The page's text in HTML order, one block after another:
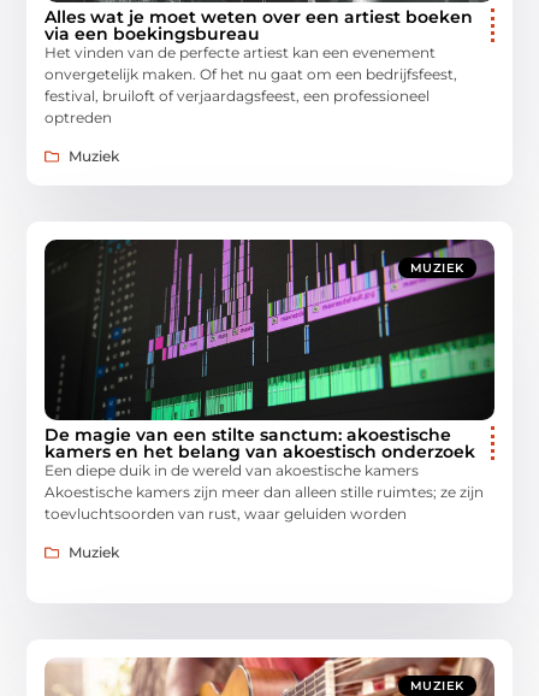
Alles wat je moet weten over een artiest boeken
via een boekingsbureau
Het vinden van de perfecte artiest kan een evenement
onvergetelijk maken. Of het nu gaat om een bedrijfsfeest,
festival, bruiloft of verjaardagsfeest, een professioneel
optreden
Muziek
MUZIEK
De magie van een stilte sanctum: akoestische
kamers en het belang van akoestisch onderzoek
Een diepe duik in de wereld van akoestische kamers
Akoestische kamers zijn meer dan alleen stille ruimtes; ze zijn
toevluchtsoorden van rust, waar geluiden worden
Muziek
MUZIEK